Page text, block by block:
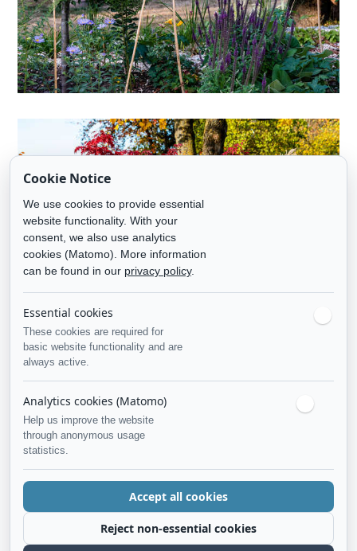
Cookie Notice
We use cookies to provide essential
website functionality. With your
consent, we also use analytics
cookies (Matomo). More information
can be found in our privacy policy.
Essential cookies
These cookies are required for
basic website functionality and are
always active.
Analytics cookies (Matomo)
Help us improve the website
through anonymous usage
statistics.
Accept all cookies
Reject non-essential cookies